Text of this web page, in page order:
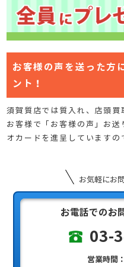
お客様の声を送った方
ント！
須賀質店では質入れ、店頭
お客様で「お客様の声」お
オカードを進呈していますの
お気軽にお
お電話でのお
03-
営業時間